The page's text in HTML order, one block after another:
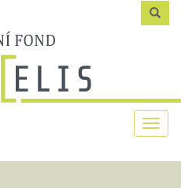
Zadejte
text